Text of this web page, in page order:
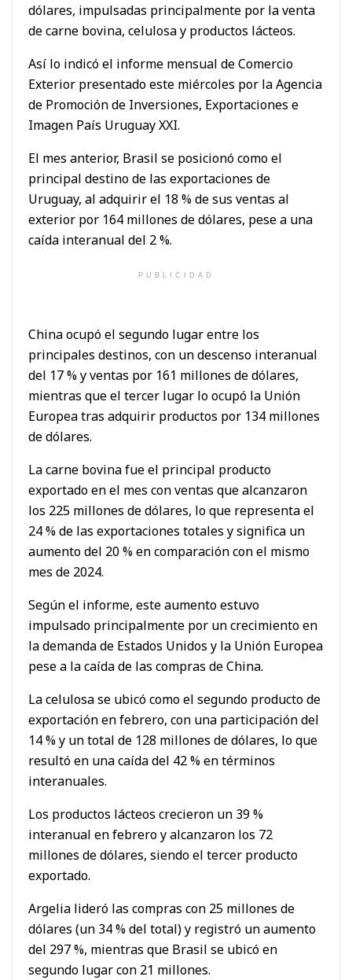
dólares, impulsadas principalmente por la venta
de carne bovina, celulosa y productos lácteos.
Así lo indicó el informe mensual de Comercio
Exterior presentado este miércoles por la Agencia
de Promoción de Inversiones, Exportaciones e
Imagen País Uruguay XXI.
El mes anterior, Brasil se posicionó como el
principal destino de las exportaciones de
Uruguay, al adquirir el 18 % de sus ventas al
exterior por 164 millones de dólares, pese a una
caída interanual del 2 %.
PUBLICIDAD
China ocupó el segundo lugar entre los
principales destinos, con un descenso interanual
del 17 % y ventas por 161 millones de dólares,
mientras que el tercer lugar lo ocupó la Unión
Europea tras adquirir productos por 134 millones
de dólares.
La carne bovina fue el principal producto
exportado en el mes con ventas que alcanzaron
los 225 millones de dólares, lo que representa el
24 % de las exportaciones totales y significa un
aumento del 20 % en comparación con el mismo
mes de 2024.
Según el informe, este aumento estuvo
impulsado principalmente por un crecimiento en
la demanda de Estados Unidos y la Unión Europea
pese a la caída de las compras de China.
La celulosa se ubicó como el segundo producto de
exportación en febrero, con una participación del
14 % y un total de 128 millones de dólares, lo que
resultó en una caída del 42 % en términos
interanuales.
Los productos lácteos crecieron un 39 %
interanual en febrero y alcanzaron los 72
millones de dólares, siendo el tercer producto
exportado.
Argelia lideró las compras con 25 millones de
dólares (un 34 % del total) y registró un aumento
del 297 %, mientras que Brasil se ubicó en
segundo lugar con 21 millones.